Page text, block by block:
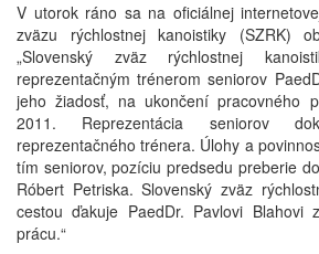
V utorok ráno sa na oficiálnej
zväzu rýchlostnej kanoistiky (SZRK)
„Slovenský zväz rýchlostnej
reprezentačným trénerom seniorov
jeho žiadosť, na ukončení pracovného
2011. Reprezentácia seniorov
reprezentačného trénera. Úlohy a
tím seniorov, pozíciu predsedu preberie
Róbert Petriska. Slovenský zväz
cestou ďakuje PaedDr. Pavlovi Blahovi
prácu.“